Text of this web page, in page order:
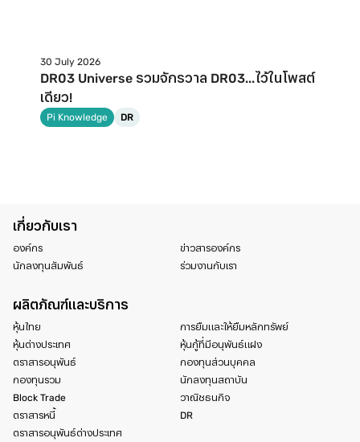
30 July 2026
DR03 Universe รวมจักรวาล DR03...ไว้ในโพสต์
เดียว!
Pi Knowledge DR
เกี่ยวกับเรา
องค์กร
นักลงทุนสัมพันธ์
ข่าวสารองค์กร
ร่วมงานกับเรา
ผลิตภัณฑ์และบริการ
หุ้นไทย
หุ้นต่างประเทศ
ตราสารอนุพันธ์
กองทุนรวม
Block Trade
ตราสารหนี้
ตราสารอนุพันธ์ต่างประเทศ
การยืมและให้ยืมหลักทรัพย์
หุ้นกู้ที่มีอนุพันธ์แฝง
กองทุนส่วนบุคคล
นักลงทุนสถาบัน
วาณิชธนกิจ
DR